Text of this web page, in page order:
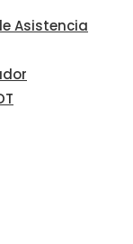
Asistencia